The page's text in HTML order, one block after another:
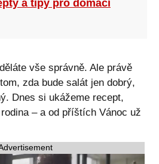
a tipy pro domácí
vše správně. Ale právě
zda bude salát jen dobrý,
Dnes si ukážeme recept,
– a od příštích Vánoc už